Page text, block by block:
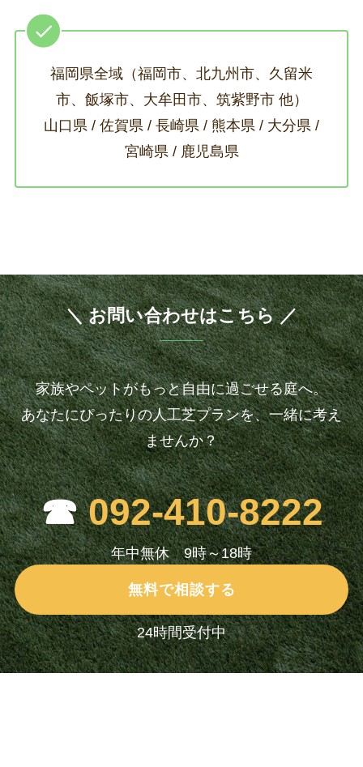
福岡県全域（福岡市、北九州市、久留米
市、飯塚市、大牟田市、筑紫野市 他）
山口県 / 佐賀県 / 長崎県 / 熊本県 / 大分県 /
宮崎県 / 鹿児島県
＼ お問い合わせはこちら ／
家族やペットがもっと自由に過ごせる庭へ。
あなたにぴったりの人工芝プランを、一緒に考え
ませんか？
☎092-410-8222
年中無休 9時～18時
無料で相談する
24時間受付中